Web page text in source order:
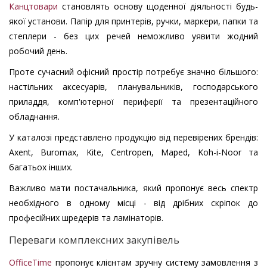
Канцтовари становлять основу щоденної діяльності будь-
якої установи. Папір для принтерів, ручки, маркери, папки та
степлери - без цих речей неможливо уявити жодний
робочий день.
Проте сучасний офісний простір потребує значно більшого:
настільних аксесуарів, планувальників, господарського
приладдя, комп'ютерної периферії та презентаційного
обладнання.
У каталозі представлено продукцію від перевірених брендів:
Axent, Buromax, Kite, Centropen, Maped, Koh-i-Noor та
багатьох інших.
Важливо мати постачальника, який пропонує весь спектр
необхідного в одному місці - від дрібних скріпок до
професійних шредерів та ламінаторів.
Переваги комплексних закупівель
OfficeTime пропонує клієнтам зручну систему замовлення з